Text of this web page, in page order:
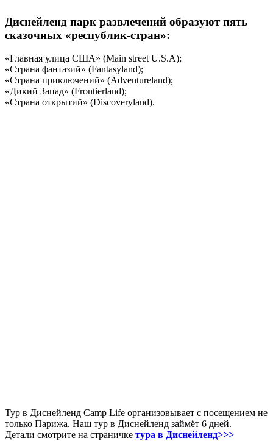
Диснейленд парк развлечений образуют пять
сказочных «республик-стран»:
«Главная улица США» (Main street U.S.A);
«Страна фантазий» (Fantasyland);
«Страна приключений» (Adventureland);
«Дикий Запад» (Frontierland);
«Страна открытий» (Discoveryland).
Тур в Диснейленд Camp Life организовывает с посещением не
только Парижа. Наш тур в Диснейленд займёт 6 дней.
Детали смотрите на страничке тура в Диснейленд>>>